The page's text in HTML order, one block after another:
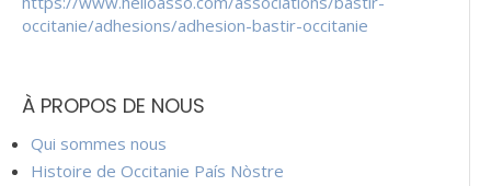
occitanie/adhesions/adhesion-bastir-occitanie
À PROPOS DE NOUS
Qui sommes nous
Histoire de Occitanie País Nòstre